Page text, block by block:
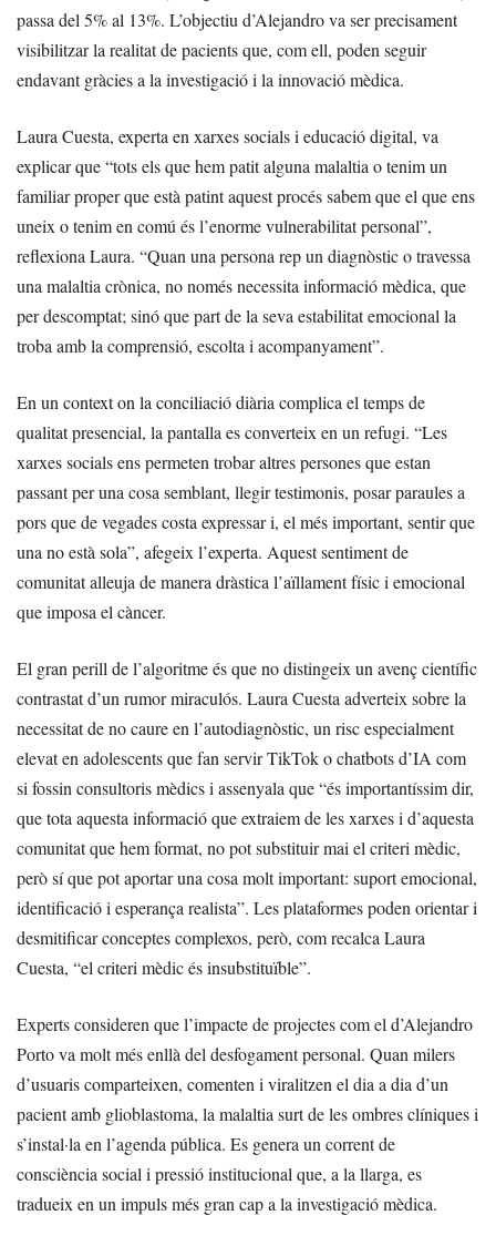
passa del 5% al 13%. L’objectiu d’Alejandro va ser precisament
visibilitzar la realitat de pacients que, com ell, poden seguir
endavant gràcies a la investigació i la innovació mèdica.
Laura Cuesta, experta en xarxes socials i educació digital, va
explicar que “tots els que hem patit alguna malaltia o tenim un
familiar proper que està patint aquest procés sabem que el que ens
uneix o tenim en comú és l’enorme vulnerabilitat personal”,
reflexiona Laura. “Quan una persona rep un diagnòstic o travessa
una malaltia crònica, no només necessita informació mèdica, que
per descomptat; sinó que part de la seva estabilitat emocional la
troba amb la comprensió, escolta i acompanyament”.
En un context on la conciliació diària complica el temps de
qualitat presencial, la pantalla es converteix en un refugi. “Les
xarxes socials ens permeten trobar altres persones que estan
passant per una cosa semblant, llegir testimonis, posar paraules a
pors que de vegades costa expressar i, el més important, sentir que
una no està sola”, afegeix l’experta. Aquest sentiment de
comunitat alleuja de manera dràstica l’aïllament físic i emocional
que imposa el càncer.
El gran perill de l’algoritme és que no distingeix un avenç científic
contrastat d’un rumor miraculós. Laura Cuesta adverteix sobre la
necessitat de no caure en l’autodiagnòstic, un risc especialment
elevat en adolescents que fan servir TikTok o chatbots d’IA com
si fossin consultoris mèdics i assenyala que “és importantíssim dir,
que tota aquesta informació que extraiem de les xarxes i d’aquesta
comunitat que hem format, no pot substituir mai el criteri mèdic,
però sí que pot aportar una cosa molt important: suport emocional,
identificació i esperança realista”. Les plataformes poden orientar i
desmitificar conceptes complexos, però, com recalca Laura
Cuesta, “el criteri mèdic és insubstituïble”.
Experts consideren que l’impacte de projectes com el d’Alejandro
Porto va molt més enllà del desfogament personal. Quan milers
d’usuaris comparteixen, comenten i viralitzen el dia a dia d’un
pacient amb glioblastoma, la malaltia surt de les ombres clíniques i
s’instal·la en l’agenda pública. Es genera un corrent de
consciència social i pressió institucional que, a la llarga, es
tradueix en un impuls més gran cap a la investigació mèdica.